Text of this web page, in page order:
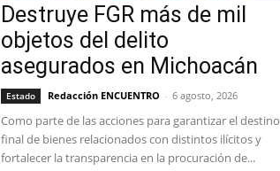
Destruye FGR más de mil
objetos del delito
asegurados en Michoacán
Estado Redacción ENCUENTRO - 6 agosto, 2026
Como parte de las acciones para garantizar el destino
final de bienes relacionados con distintos ilícitos y
fortalecer la transparencia en la procuración de...